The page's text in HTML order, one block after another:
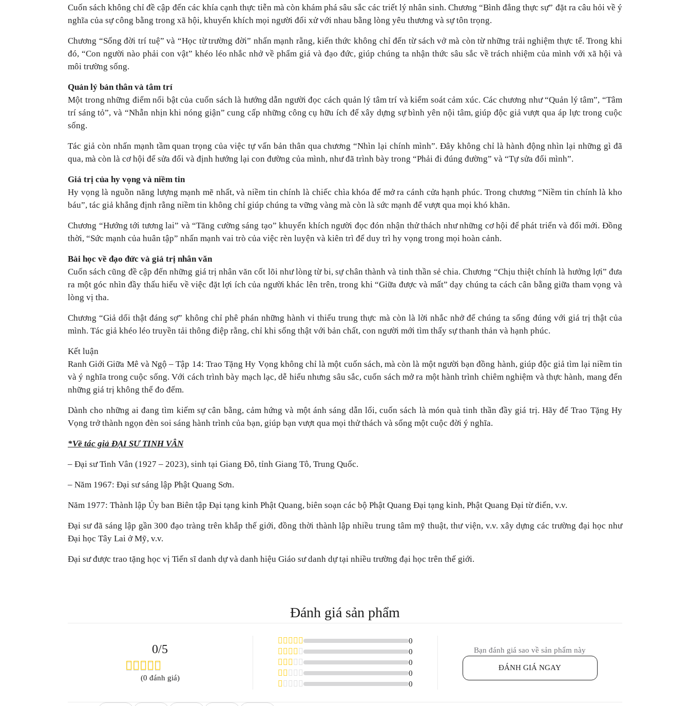
Cuốn sách không chỉ đề cập đến các khía cạnh thực tiễn mà còn khám phá sâu sắc các triết lý nhân sinh. Chương “Bình đẳng thực sự” đặt ra câu hỏi về ý
nghĩa của sự công bằng trong xã hội, khuyến khích mọi người đối xử với nhau bằng lòng yêu thương và sự tôn trọng.
Chương “Sống đời trí tuệ” và “Học từ trường đời” nhấn mạnh rằng, kiến thức không chỉ đến từ sách vở mà còn từ những trải nghiệm thực tế. Trong khi
đó, “Con người nào phải con vật” khéo léo nhắc nhở về phẩm giá và đạo đức, giúp chúng ta nhận thức sâu sắc về trách nhiệm của mình với xã hội và
môi trường sống.
Quản lý bản thân và tâm trí
Một trong những điểm nổi bật của cuốn sách là hướng dẫn người đọc cách quản lý tâm trí và kiểm soát cảm xúc. Các chương như “Quản lý tâm”, “Tâm
trí sáng tỏ”, và “Nhẫn nhịn khi nóng giận” cung cấp những công cụ hữu ích để xây dựng sự bình yên nội tâm, giúp độc giả vượt qua áp lực trong cuộc
sống.
Tác giả còn nhấn mạnh tầm quan trọng của việc tự vấn bản thân qua chương “Nhìn lại chính mình”. Đây không chỉ là hành động nhìn lại những gì đã
qua, mà còn là cơ hội để sửa đổi và định hướng lại con đường của mình, như đã trình bày trong “Phải đi đúng đường” và “Tự sửa đổi mình”.
Giá trị của hy vọng và niềm tin
Hy vọng là nguồn năng lượng mạnh mẽ nhất, và niềm tin chính là chiếc chìa khóa để mở ra cánh cửa hạnh phúc. Trong chương “Niềm tin chính là kho
báu”, tác giả khẳng định rằng niềm tin không chỉ giúp chúng ta vững vàng mà còn là sức mạnh để vượt qua mọi khó khăn.
Chương “Hướng tới tương lai” và “Tăng cường sáng tạo” khuyến khích người đọc đón nhận thử thách như những cơ hội để phát triển và đổi mới. Đồng
thời, “Sức mạnh của huân tập” nhấn mạnh vai trò của việc rèn luyện và kiên trì để duy trì hy vọng trong mọi hoàn cảnh.
Bài học về đạo đức và giá trị nhân văn
Cuốn sách cũng đề cập đến những giá trị nhân văn cốt lõi như lòng từ bi, sự chân thành và tinh thần sẻ chia. Chương “Chịu thiệt chính là hưởng lợi” đưa
ra một góc nhìn đầy thấu hiểu về việc đặt lợi ích của người khác lên trên, trong khi “Giữa được và mất” dạy chúng ta cách cân bằng giữa tham vọng và
lòng vị tha.
Chương “Giả dối thật đáng sợ” không chỉ phê phán những hành vi thiếu trung thực mà còn là lời nhắc nhở để chúng ta sống đúng với giá trị thật của
mình. Tác giả khéo léo truyền tải thông điệp rằng, chỉ khi sống thật với bản chất, con người mới tìm thấy sự thanh thản và hạnh phúc.
Kết luận
Ranh Giới Giữa Mê và Ngộ – Tập 14: Trao Tặng Hy Vọng không chỉ là một cuốn sách, mà còn là một người bạn đồng hành, giúp độc giả tìm lại niềm tin
và ý nghĩa trong cuộc sống. Với cách trình bày mạch lạc, dễ hiểu nhưng sâu sắc, cuốn sách mở ra một hành trình chiêm nghiệm và thực hành, mang đến
những giá trị không thể đo đếm.
Dành cho những ai đang tìm kiếm sự cân bằng, cảm hứng và một ánh sáng dẫn lối, cuốn sách là món quà tinh thần đầy giá trị. Hãy để Trao Tặng Hy
Vọng trở thành ngọn đèn soi sáng hành trình của bạn, giúp bạn vượt qua mọi thử thách và sống một cuộc đời ý nghĩa.
*Về tác giả ĐẠI SƯ TINH VÂN
– Đại sư Tinh Vân (1927 – 2023), sinh tại Giang Đô, tỉnh Giang Tô, Trung Quốc.
– Năm 1967: Đại sư sáng lập Phật Quang Sơn.
Năm 1977: Thành lập Ủy ban Biên tập Đại tạng kinh Phật Quang, biên soạn các bộ Phật Quang Đại tạng kinh, Phật Quang Đại từ điển, v.v.
Đại sư đã sáng lập gần 300 đạo tràng trên khắp thế giới, đồng thời thành lập nhiều trung tâm mỹ thuật, thư viện, v.v. xây dựng các trường đại học như
Đại học Tây Lai ở Mỹ, v.v.
Đại sư được trao tặng học vị Tiến sĩ danh dự và danh hiệu Giáo sư danh dự tại nhiều trường đại học trên thế giới.
Đánh giá sản phẩm
0/5
(0 đánh giá)
0
0
0
0
0
Bạn đánh giá sao về sản phẩm này
ĐÁNH GIÁ NGAY